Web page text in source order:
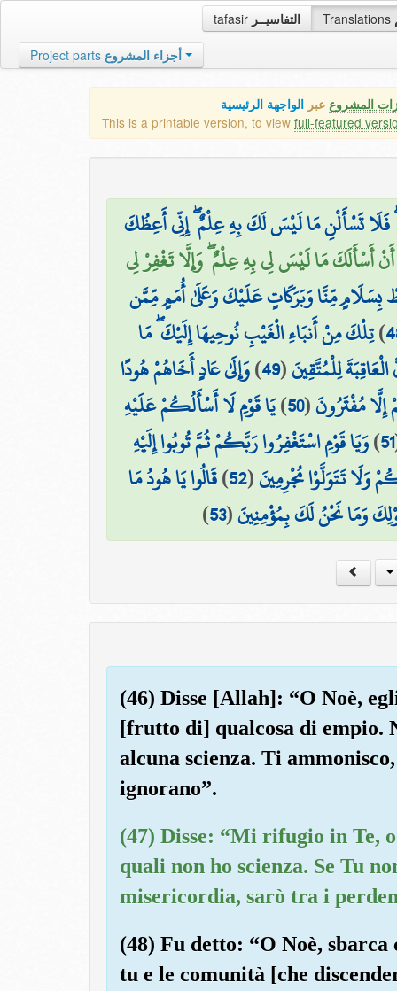
tafasir التفاسيــر Translations
Project parts أجزاء المشروع
المشروع عبر الواجهة الرئيسية
This is a printable version, to view full-featured
تَسْأَلْنِ مَا لَيْسَ لَكَ بِهِ عِلْمٌ ۖ إِنِّي أَعِظُكَ
أَسْأَلَكَ مَا لَيْسَ لِي بِهِ عِلْمٌ ۖ وَإِلَّا تَغْفِرْ لِي
بِسَلَامٍ مِّنَّا وَبَرَكَاتٍ عَلَيْكَ وَعَلَىٰ أُمَمٍ مِّمَّن
)تِلْكَ مِنْ أَنبَاءِ الْغَيْبِ نُوحِيهَا إِلَيْكَ ۖ مَا
لِلْمُتَّقِينَ(
49
)وَإِلَىٰ عَادٍ أَخَاهُمْ هُودًا
إِلَّا مُفْتَرُونَ(
50
)يَا قَوْمِ لَا أَسْأَلُكُمْ عَلَيْهِ
51
)وَيَا قَوْمِ اسْتَغْفِرُوا رَبَّكُمْ ثُمَّ تُوبُوا إِلَيْهِ
وَلَا تَتَوَلَّوْا مُجْرِمِينَ(
52
)قَالُوا يَا هُودُ مَا
وَمَا نَحْنُ لَكَ بِمُؤْمِنِينَ(
53
)
(46) Disse [Allah]: “O Noè,
[frutto di] qualcosa di empio.
alcuna scienza. Ti
ignorano”.
(47) Disse: “Mi rifugio in Te,
quali non ho scienza. Se Tu
misericordia, sarò tra i
(48) Fu detto: “O Noè,
tu e le comunità [che